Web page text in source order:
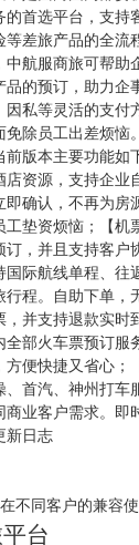
首选平台，支持
等差旅产品的全流
航服商旅可帮助
的预订，助力企
私等灵活的支付
免除员工出差烦恼
版本主要功能如
资源，支持企业
即确认，不再为房
垫资烦恼；【机
，并且支持客户
际航线单程、往
程。自助下单，
并支持退款实时
部火车票预订服
便快捷又省心；
首汽、神州打车
业客户需求。即
新日志
不同客户的兼容
台